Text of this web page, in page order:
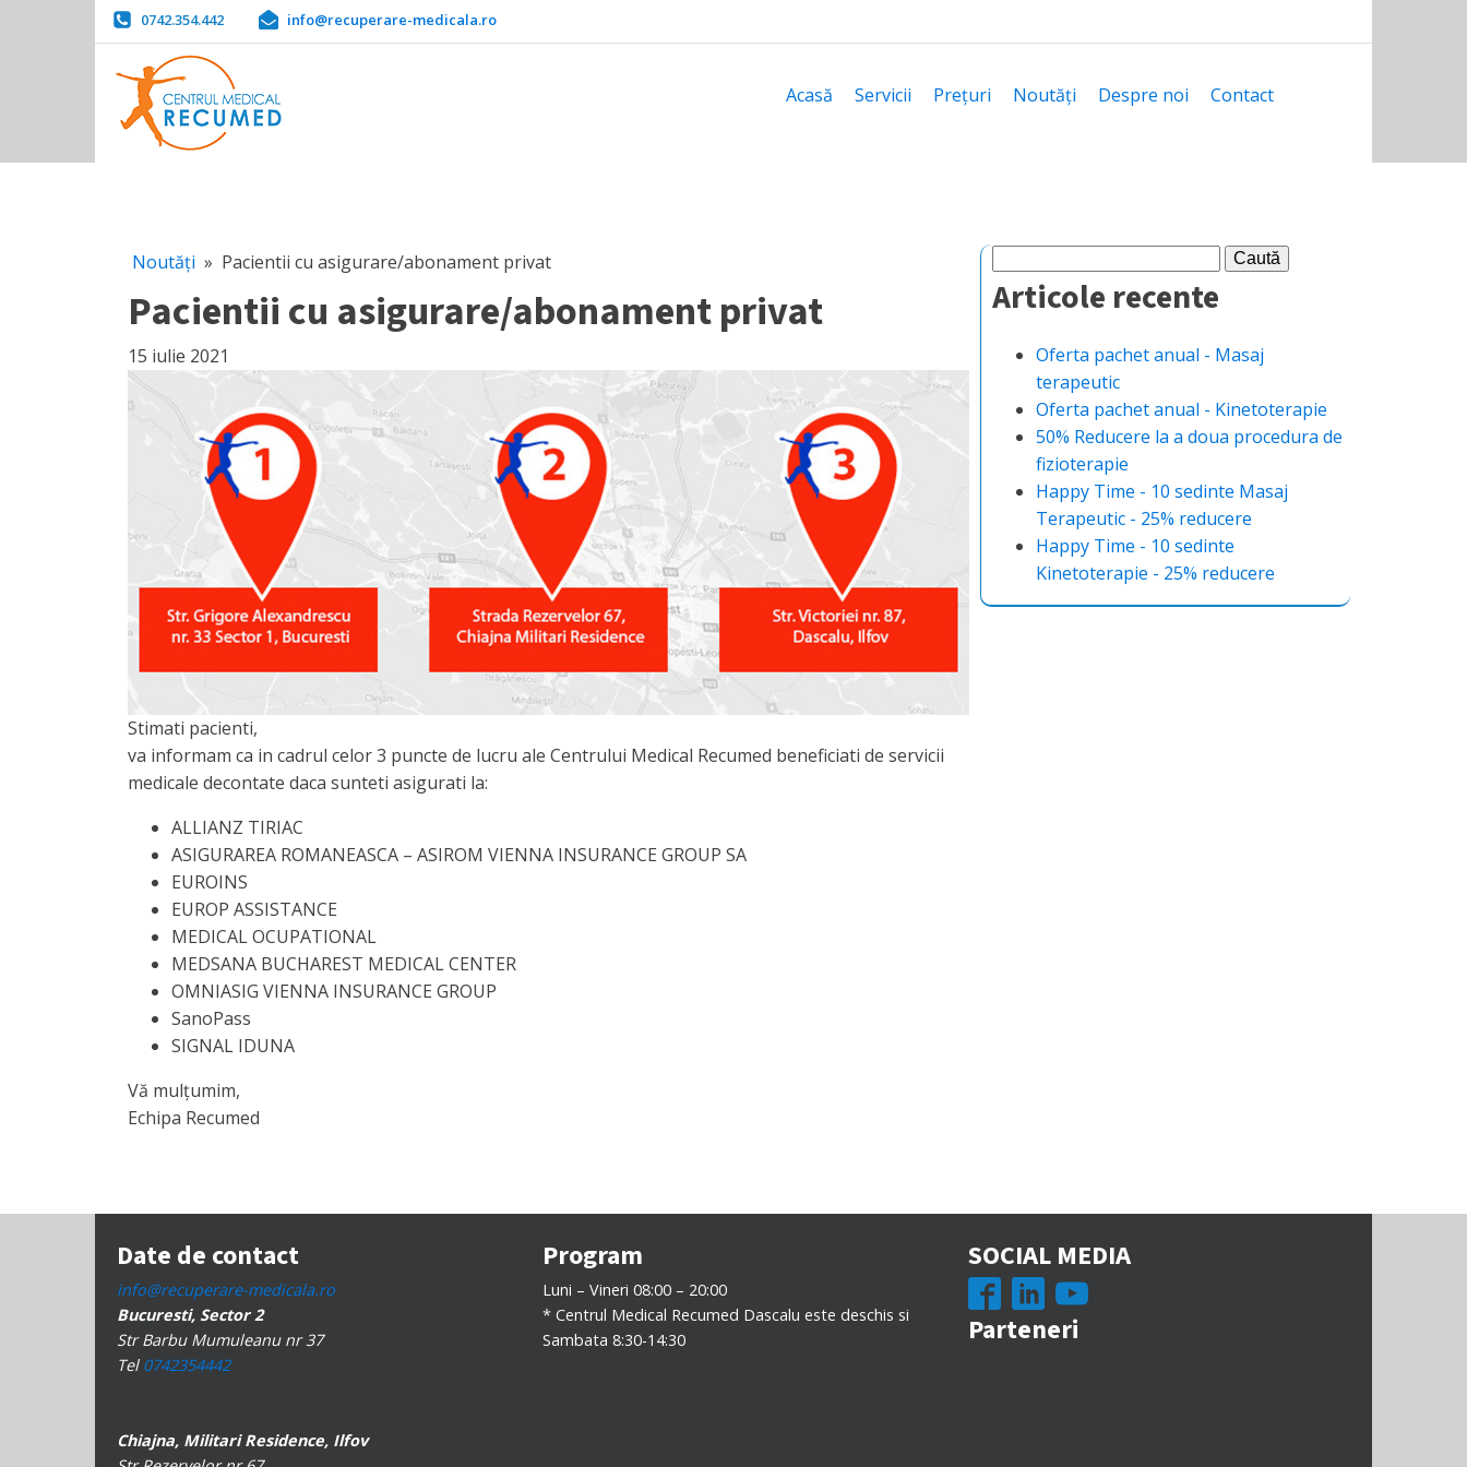
0742.354.442 info@recuperare-medicala.ro
Acasă Servicii Prețuri Noutăți Despre noi Contact
Noutăți » Pacientii cu asigurare/abonament privat
Pacientii cu asigurare/abonament privat
15 iulie 2021
Stimati pacienti,
va informam ca in cadrul celor 3 puncte de lucru ale Centrului Medical Recumed beneficiati de servicii
medicale decontate daca sunteti asigurati la:
ALLIANZ TIRIAC
ASIGURAREA ROMANEASCA – ASIROM VIENNA INSURANCE GROUP SA
EUROINS
EUROP ASSISTANCE
MEDICAL OCUPATIONAL
MEDSANA BUCHAREST MEDICAL CENTER
OMNIASIG VIENNA INSURANCE GROUP
SanoPass
SIGNAL IDUNA
Vă mulțumim,
Echipa Recumed
după:
Articole recente
Oferta pachet anual - Masaj
terapeutic
Oferta pachet anual - Kinetoterapie
50% Reducere la a doua procedura de
fizioterapie
Happy Time - 10 sedinte Masaj
Terapeutic - 25% reducere
Happy Time - 10 sedinte
Kinetoterapie - 25% reducere
Date de contact
info@recuperare-medicala.ro
Bucuresti, Sector 2
Str Barbu Mumuleanu nr 37
Tel 0742354442
Chiajna, Militari Residence, Ilfov
Program
Luni – Vineri 08:00 – 20:00
* Centrul Medical Recumed Dascalu este deschis si
Sambata 8:30-14:30
SOCIAL MEDIA
Parteneri